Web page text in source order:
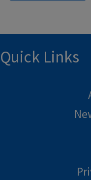
Quick Links